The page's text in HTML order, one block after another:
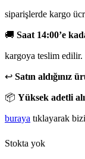
siparişlerde kargo
🚚 Saat 14:00’e
kargoya teslim edilir.
↩️ Satın aldığınız
📦 Yüksek adetli
buraya tıklayarak
Stokta yok